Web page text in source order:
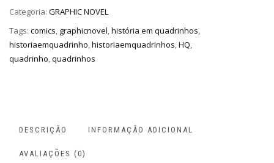
Categoria: GRAPHIC NOVEL
Tags: comics, graphicnovel,história em quadrinhos,
historiaemquadrinho,historiaemquadrinhos,HQ,
quadrinho,quadrinhos
DESCRIÇÃO INFORMAÇÃO ADICIONAL
AVALIAÇÕES (0)